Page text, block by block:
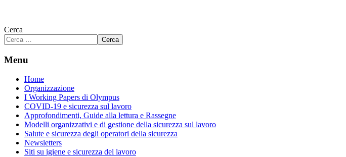
Cerca
Cerca
Menu
Home
Organizzazione
I Working Papers di Olympus
COVID-19 e sicurezza sul lavoro
Approfondimenti, Guide alla lettura e Rassegne
Modelli organizzativi e di gestione della sicurezza sul lavoro
Salute e sicurezza degli operatori della sicurezza
Newsletters
Siti su igiene e sicurezza del lavoro